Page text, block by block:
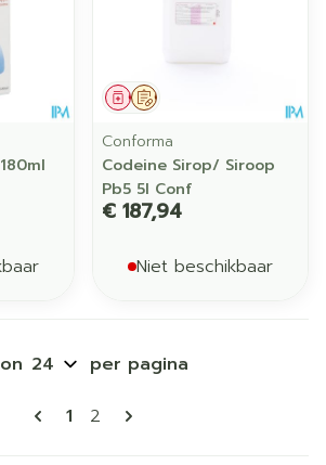
Op voorschrift
Geneesmiddel
Conforma
Codeine Sirop/ Siroop
Pb5 5l Conf
€ 187,94
Niet beschikbaar
Pagina's
U lees momenteel pagina
1 Pagina
2
per pagina